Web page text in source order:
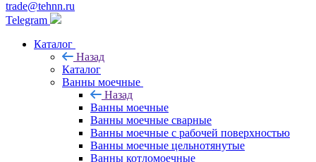
trade@tehnn.ru
Telegram
Каталог
Назад
Каталог
Ванны моечные
Назад
Ванны моечные
Ванны моечные сварные
Ванны моечные с рабочей поверхностью
Ванны моечные цельнотянутые
Ванны котломоечные